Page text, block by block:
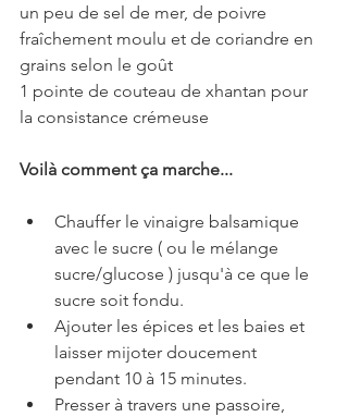
un peu de sel de mer, de poivre
fraîchement moulu et de coriandre en
grains selon le goût
1 pointe de couteau de xhantan pour
la consistance crémeuse
Voilà comment ça marche...
Chauffer le vinaigre balsamique
avec le sucre ( ou le mélange
sucre/glucose ) jusqu'à ce que le
sucre soit fondu.
Ajouter les épices et les baies et
laisser mijoter doucement
pendant 10 à 15 minutes.
Presser à travers une passoire,